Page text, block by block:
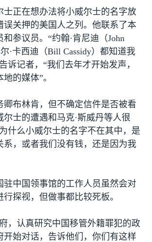
士正在想办法将小威尔士的名字放
误关押的美国人之列。他联系了本
参议员。“约翰·肯尼迪（John
·卡西迪（Bill Cassidy）都知道我
诉记者，“我们去年才开始发声，
的媒体”。
卿布林肯，但不确定信件是否被看
尔士的遭遇和马克·斯威丹等人很
什么小威尔士的名字不在其中，是
系，或者我们没有钱，还是因为我
驻中国领事馆的工作人员虽然会对
探视，但做事都比较死板。
，认真研究中国移管外籍罪犯的政
开始对话，告诉他们，你们有这样